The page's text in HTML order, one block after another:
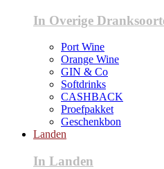
In Overige
Port Wine
Orange Wine
GIN & Co
Softdrinks
CASHBACK
Proefpakket
Geschenkbon
Landen
In Landen